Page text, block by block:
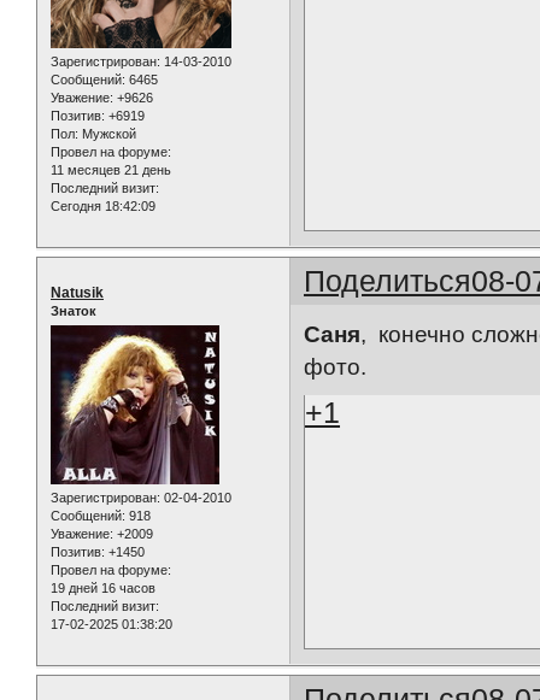
Зарегистрирован: 14-03-2010
Сообщений: 6465
Уважение: +9626
Позитив: +6919
Пол: Мужской
Провел на форуме:
11 месяцев 21 день
Последний визит:
Сегодня 18:42:09
Поделиться08-
Natusik
Знаток
Зарегистрирован: 02-04-2010
Сообщений: 918
Уважение: +2009
Позитив: +1450
Провел на форуме:
19 дней 16 часов
Последний визит:
17-02-2025 01:38:20
Саня, конечно
фото.
+1